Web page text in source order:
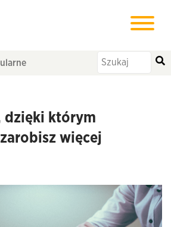
dzięki którym
więcej